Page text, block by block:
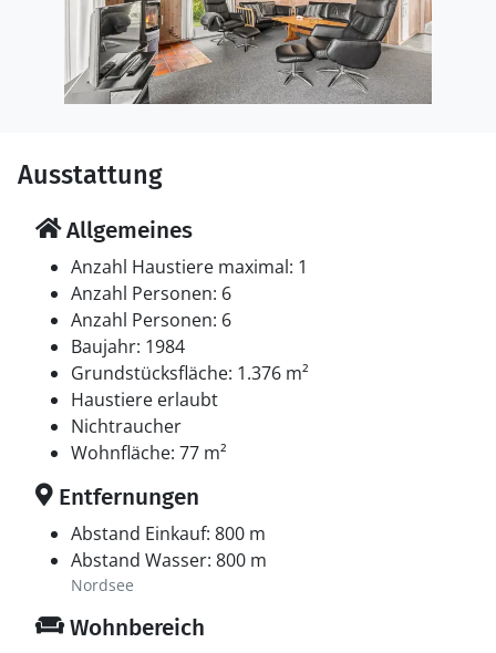
Ausstattung
Allgemeines
Anzahl Haustiere maximal: 1
Anzahl Personen: 6
Anzahl Personen: 6
Baujahr: 1984
Grundstücksfläche: 1.376 m²
Haustiere erlaubt
Nichtraucher
Wohnfläche: 77 m²
Entfernungen
Abstand Einkauf: 800 m
Abstand Wasser: 800 m
Nordsee
Wohnbereich